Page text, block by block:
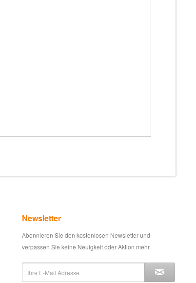
Newsletter
Abonnieren Sie den kostenlosen Newsletter und
verpassen Sie keine Neuigkeit oder Aktion mehr.